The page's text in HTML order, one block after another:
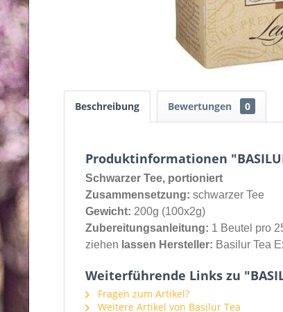
Beschreibung Bewertungen 0
Produktinformationen
Schwarzer Tee, portioniert
Zusammensetzung: schwarzer Tee
Gewicht: 200g (100x2g)
Zubereitungsanleitung: 1 Beutel pro
ziehen lassen Hersteller: Basilur Tea
Weiterführende Links zu
Fragen zum Artikel?
Weitere Artikel von Basilur Tea